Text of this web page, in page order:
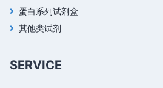
蛋白系列试剂盒
其他类试剂
SERVICE